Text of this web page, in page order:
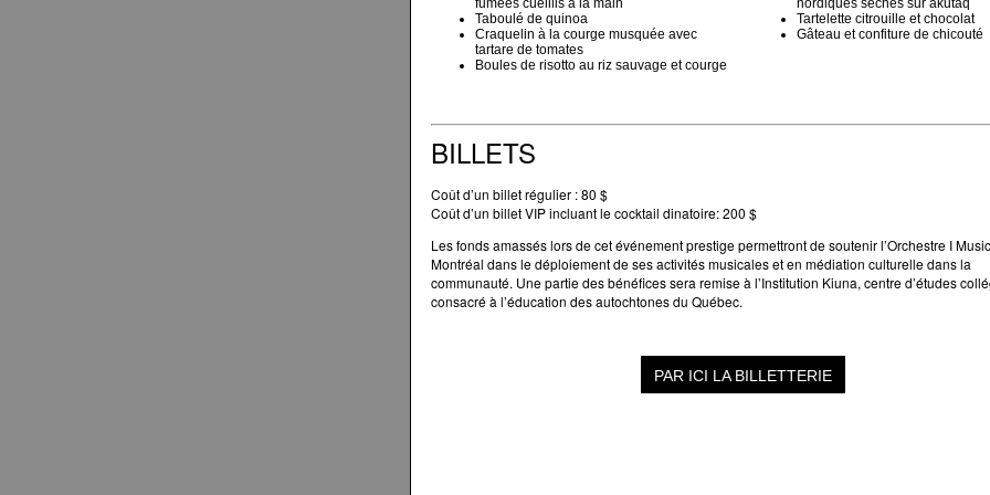
fumées cueillis à la main
Taboulé de quinoa
Craquelin à la courge musquée avec
tartare de tomates
Boules de risotto au riz sauvage et courge
nordiques séchés sur akutaq
Tartelette citrouille et chocolat
Gâteau et confiture de chicouté
BILLETS
Coût d’un billet régulier : 80 $
Coût d’un billet VIP incluant le cocktail dinatoire: 200 $
Les fonds amassés lors de cet événement prestige permettront de soutenir l’Orchestre I
Montréal dans le déploiement de ses activités musicales et en médiation culturelle dans la
communauté. Une partie des bénéfices sera remise à l’Institution Kiuna, centre d’études
consacré à l’éducation des autochtones du Québec.
PAR ICI LA BILLETTERIE